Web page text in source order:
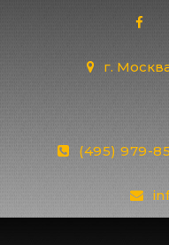
г.
(495) 979-